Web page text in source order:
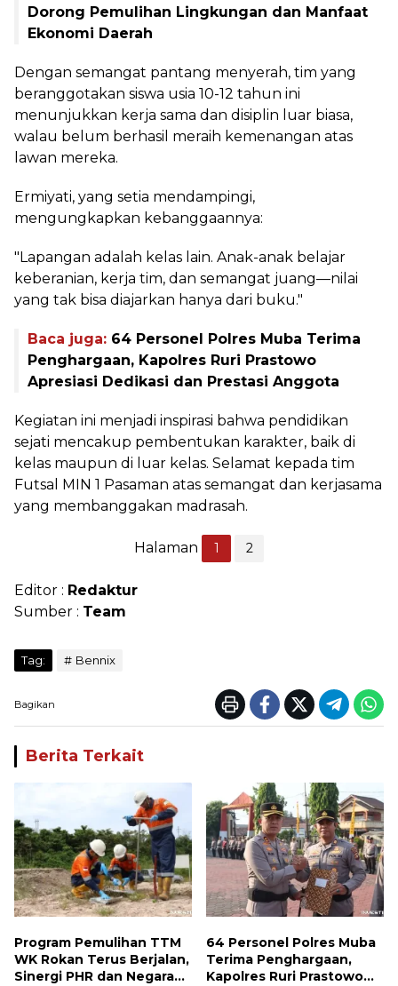
Dorong Pemulihan Lingkungan dan Manfaat
Ekonomi Daerah
Dengan semangat pantang menyerah, tim yang
beranggotakan siswa usia 10-12 tahun ini
menunjukkan kerja sama dan disiplin luar biasa,
walau belum berhasil meraih kemenangan atas
lawan mereka.
Ermiyati, yang setia mendampingi,
mengungkapkan kebanggaannya:
"Lapangan adalah kelas lain. Anak-anak belajar
keberanian, kerja tim, dan semangat juang—nilai
yang tak bisa diajarkan hanya dari buku."
Baca juga: 64 Personel Polres Muba Terima
Penghargaan, Kapolres Ruri Prastowo
Apresiasi Dedikasi dan Prestasi Anggota
Kegiatan ini menjadi inspirasi bahwa pendidikan
sejati mencakup pembentukan karakter, baik di
kelas maupun di luar kelas. Selamat kepada tim
Futsal MIN 1 Pasaman atas semangat dan kerjasama
yang membanggakan madrasah.
Halaman 1 2
Editor : Redaktur
Sumber : Team
Tag: Bennix
Bagikan
Berita Terkait
Program Pemulihan TTM
WK Rokan Terus Berjalan,
Sinergi PHR dan Negara
64 Personel Polres Muba
Terima Penghargaan,
Kapolres Ruri Prastowo